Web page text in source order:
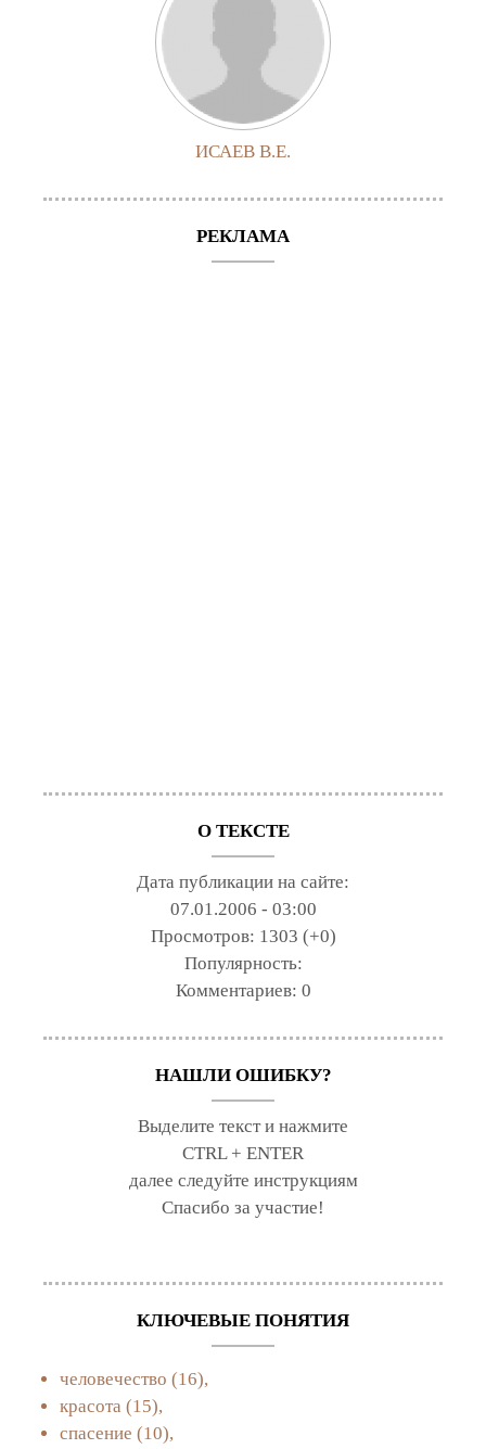
ИСАЕВ В.Е.
РЕКЛАМА
О ТЕКСТЕ
Дата публикации на сайте:
07.01.2006 - 03:00
Просмотров: 1303 (+0)
Популярность:
Комментариев: 0
НАШЛИ ОШИБКУ?
Выделите текст и нажмите
CTRL + ENTER
далее следуйте инструкциям
Спасибо за участие!
КЛЮЧЕВЫЕ ПОНЯТИЯ
человечество (16),
красота (15),
спасение (10),